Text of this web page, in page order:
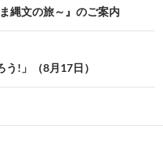
縄文の旅～』のご案内
う!」（8月17日）